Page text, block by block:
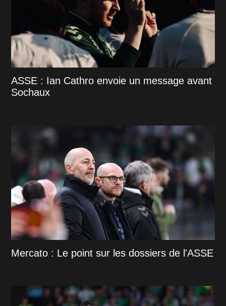
ASSE : Ian Cathro envoie un message avant
Sochaux
Mercato : Le point sur les dossiers de l'ASSE